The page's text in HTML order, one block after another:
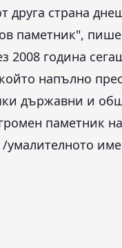
друга страна
паметник",
2008 година
напълно
държавни и
паметник
умалителното